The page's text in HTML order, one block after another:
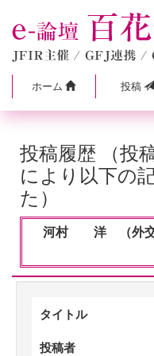
ホーム 投稿
投稿履歴 （投
により以下の
た）
河村 洋 （外交
タイトル
投稿者